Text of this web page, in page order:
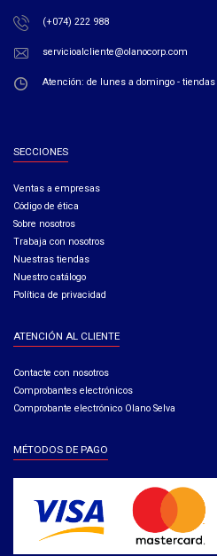
(+074) 222 988
servicioalcliente@olanocorp.com
Atención: de lunes a domingo - tiendas
SECCIONES
Ventas a empresas​
Código de ética​
Sobre nosotros
Trabaja con nosotros
Nuestras tiendas
Nuestro catálogo
Política de privacidad
ATENCIÓN AL CLIENTE
Contacte con nosotros
Comprobantes electrónicos
Comprobante electrónico Olano Selva
MÉTODOS DE PAGO